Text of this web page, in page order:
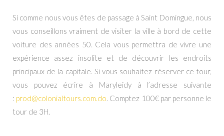
Si comme nous vous êtes de passage à Saint Domingue, nous
vous conseillons vraiment de visiter la ville à bord de cette
voiture des années 50. Cela vous permettra de vivre une
expérience assez insolite et de découvrir les endroits
principaux de la capitale. Si vous souhaitez réserver ce tour,
vous pouvez écrire à Maryleidy à l’adresse suivante
: prod@colonialtours.com.do. Comptez 100€ par personne le
tour de 3H.